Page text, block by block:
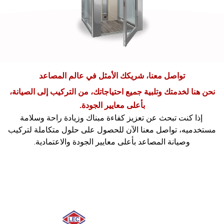
تواصل معنا، شريكك الأمثل في عالم المصاعد
لخدمتك وتلبية جميع احتياجاتك، من التركيب إلى الصيانة،
بأعلى معايير الجودة.
كنت تبحث عن تعزيز كفاءة مبناك وزيادة راحة وسلامة
تواصل معنا الآن للحصول على حلول متكاملة لتركيب
وصيانة المصاعد بأعلى معايير الجودة والاعتمادية.